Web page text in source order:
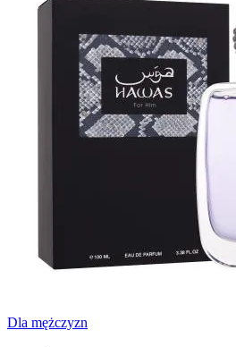
Dla mężczyzn